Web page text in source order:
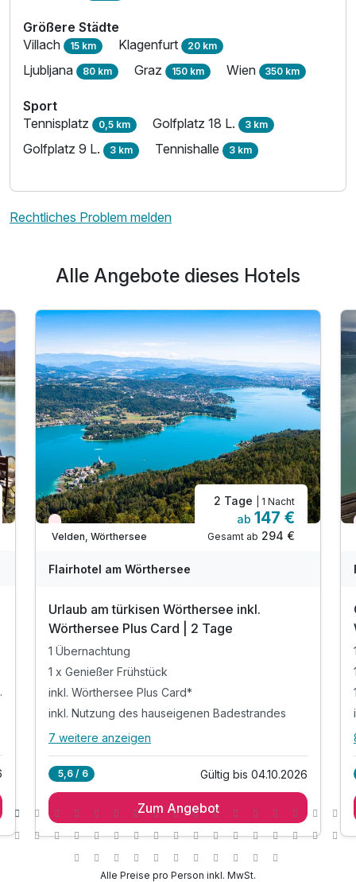
Größere Städte
Villach 15 km Klagenfurt 20 km
Ljubljana 80 km Graz 150 km Wien 350 km
Sport
Tennisplatz 0,5 km Golfplatz 18 L. 3 km
Golfplatz 9 L. 3 km Tennishalle 3 km
Rechtliches Problem melden
Alle Angebote dieses Hotels
Wieder frei ab Oktober
Velden, Wörthersee
2 Tage | 1 Nacht
ab 147 €
Gesamt ab 294 €
Flairhotel am Wörthersee
Urlaub am türkisen Wörthersee inkl.
Wörthersee Plus Card | 2 Tage
1 Übernachtung
1 x Genießer Frühstück
inkl. Wörthersee Plus Card*
inkl. Nutzung des hauseigenen Badestrandes
Alle Inklusivleistungen
1 x Genießer Frühstück
inkl. Wörthersee Plus Card*
inkl. Liegen & Sonnenschirme
7 weitere anzeigen
5,6 / 6 Gültig bis 04.10.2026
Zum Angebot
Alle Preise pro Person inkl. MwSt.